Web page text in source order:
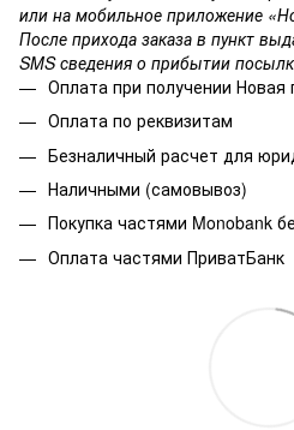
или на мобильное приложение
После прихода заказа в пункт
SMS сведения о прибытии
Оплата при получении Новая
Оплата по реквизитам
Безналичный расчет для
Наличными (самовывоз)
Покупка частями Monobank
Оплата частями ПриватБанк